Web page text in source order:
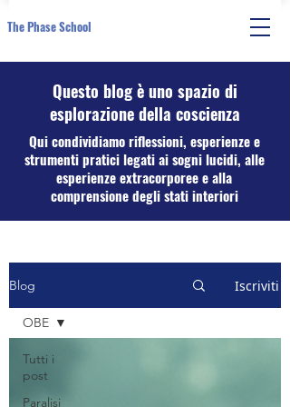
The Phase School
Questo blog è uno spazio di
esplorazione della coscienza
Qui condividiamo riflessioni, esperienze e
strumenti pratici legati ai sogni lucidi, alle
esperienze extracorporee e alla
comprensione degli stati interiori
Blog Iscriviti
Tutti i
post
Paralisi
OBE